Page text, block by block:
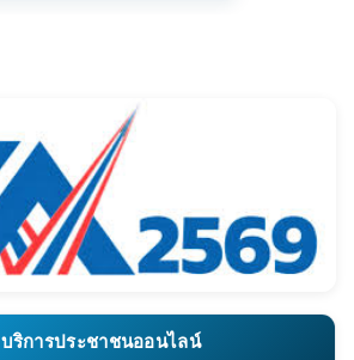
บริการประชาชนออนไลน์